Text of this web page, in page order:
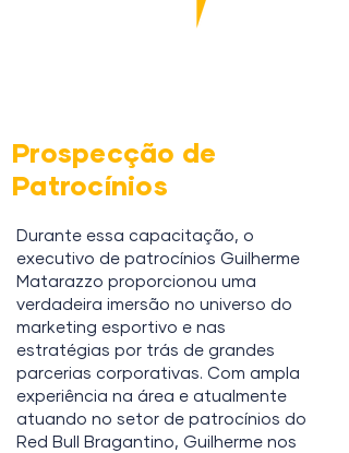
Prospecção de
Patrocínios
Durante essa capacitação, o
executivo de patrocínios Guilherme
Matarazzo proporcionou uma
verdadeira imersão no universo do
marketing esportivo e nas
estratégias por trás de grandes
parcerias corporativas. Com ampla
experiência na área e atualmente
atuando no setor de patrocínios do
Red Bull Bragantino, Guilherme nos